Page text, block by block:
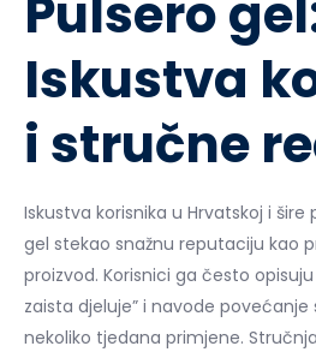
Pulsero
Iskustva
i stručne
Iskustva korisnika u Hrvatskoj i šire
gel stekao snažnu reputaciju kao
proizvod. Korisnici ga često
zaista djeluje” i navode
nekoliko tjedana primjene.